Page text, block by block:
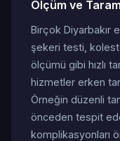
Ölçüm ve
Birçok Diyarbakır
şekeri testi,
ölçümü gibi hızlı
hizmetler erken
Örneğin düzenli
önceden tespit
komplikasyonları